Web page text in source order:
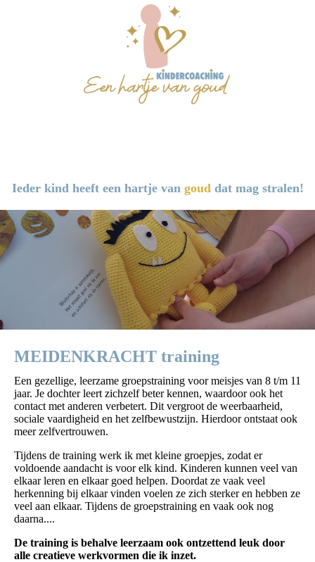
Ieder kind heeft een hartje van gouddat mag stralen!
MEIDENKRACHT training
Een gezellige, leerzame groepstraining voor meisjes van 8 t/m 11
jaar. Je dochter leert zichzelf beter kennen, waardoor ook het
contact met anderen verbetert. Dit vergroot de weerbaarheid,
sociale vaardigheid en het zelfbewustzijn. Hierdoor ontstaat ook
meer zelfvertrouwen.
Tijdens de training werk ik met kleine groepjes, zodat er
voldoende aandacht is voor elk kind. Kinderen kunnen veel van
elkaar leren en elkaar goed helpen. Doordat ze vaak veel
herkenning bij elkaar vinden voelen ze zich sterker en hebben ze
veel aan elkaar. Tijdens de groepstraining en vaak ook nog
daarna....
De training is behalve leerzaam ook ontzettend leuk door
alle creatieve werkvormen die ik inzet.